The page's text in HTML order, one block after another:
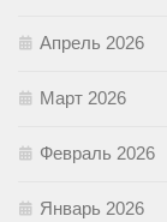
Апрель 2026
Март 2026
Февраль 2026
Январь 2026